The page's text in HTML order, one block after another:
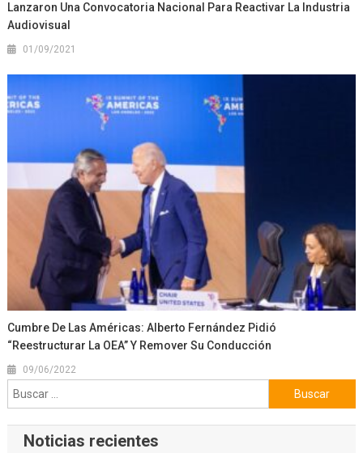
Lanzaron Una Convocatoria Nacional Para Reactivar La Industria
Audiovisual
01/09/2021
Cumbre De Las Américas: Alberto Fernández Pidió
“reestructurar La OEA” Y Remover Su Conducción
09/06/2022
Buscar:
Noticias recientes